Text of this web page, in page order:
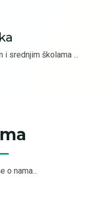
i srednjim školama ...
o nama...